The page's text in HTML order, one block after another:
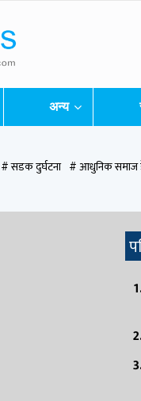
अन्य
# सडक दुर्घटना # आधुनिक समाज
# बुटवल